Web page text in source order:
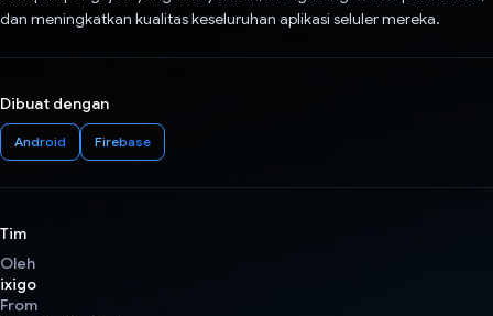
dan meningkatkan kualitas keseluruhan aplikasi seluler mereka.
Dibuat dengan
Android Firebase
Tim
Oleh
ixigo
From